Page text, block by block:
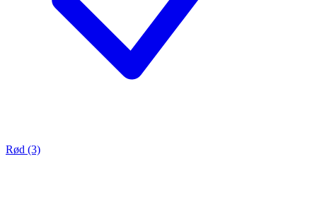
Rød (3)